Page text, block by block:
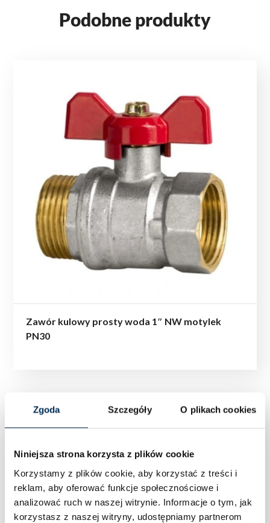
Zgoda Szczegóły O plikach cookies
Niniejsza strona korzysta z plików cookie
Korzystamy z plików cookie, aby korzystać z treści i
reklam, aby oferować funkcje społecznościowe i
analizować ruch w naszej witrynie. Informacje o tym, jak
korzystasz z naszej witryny, udostępniamy partnerom
Podobne produkty
Zawór kulowy prosty woda 1″ NW motylek
PN30